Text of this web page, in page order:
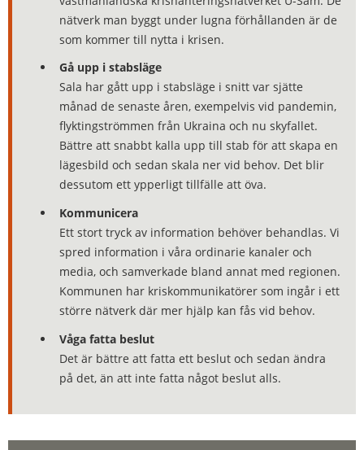
nätverk man byggt under lugna förhållanden är de
som kommer till nytta i krisen.
Gå upp i stabsläge
Sala har gått upp i stabsläge i snitt var sjätte
månad de senaste åren, exempelvis vid pandemin,
flyktingströmmen från Ukraina och nu skyfallet.
Bättre att snabbt kalla upp till stab för att skapa en
lägesbild och sedan skala ner vid behov. Det blir
dessutom ett ypperligt tillfälle att öva.
Kommunicera
Ett stort tryck av information behöver behandlas. Vi
spred information i våra ordinarie kanaler och
media, och samverkade bland annat med regionen.
Kommunen har kriskommunikatörer som ingår i ett
större nätverk där mer hjälp kan fås vid behov.
Våga fatta beslut
Det är bättre att fatta ett beslut och sedan ändra
på det, än att inte fatta något beslut alls.